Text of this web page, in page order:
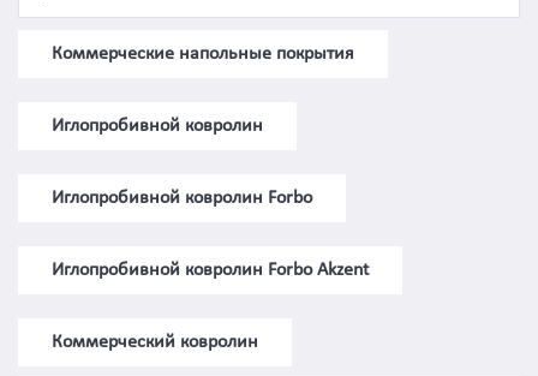
Коммерческие напольные покрытия
Иглопробивной ковролин
Иглопробивной ковролин Forbo
Иглопробивной ковролин Forbo Akzent
Коммерческий ковролин